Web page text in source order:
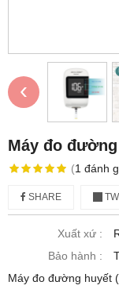
‹
Máy đo
(1 đánh
SHARE
Xuất xứ :
Bảo hành :
Máy đo đường huyết